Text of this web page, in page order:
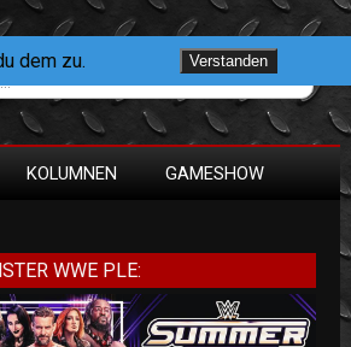
KOLUMNEN GAMESHOW
WWE PLE:
dem zu. Verstanden